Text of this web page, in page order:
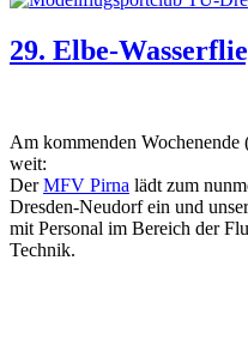
29. Elbe-
Am kommenden
weit:
DerMFV Pirna lädt zum
Dresden-Neudorf ein und
mit Personal im Bereich der
Technik.